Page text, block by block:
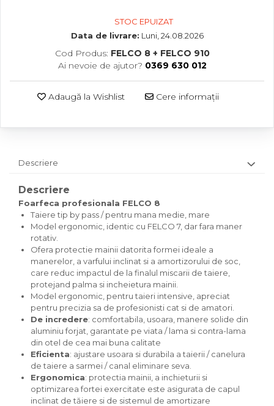
STOC EPUIZAT
Data de livrare: Luni, 24.08.2026
Cod Produs: FELCO 8 + FELCO 910
Ai nevoie de ajutor? 0369 630 012
Adaugă la Wishlist Cere informații
Descriere
Descriere
Foarfeca profesionala FELCO 8
Taiere tip by pass / pentru mana medie, mare
Model ergonomic, identic cu FELCO 7, dar fara maner
rotativ.
Ofera protectie mainii datorita formei ideale a
manerelor, a varfului inclinat si a amortizorului de soc,
care reduc impactul de la finalul miscarii de taiere,
protejand palma si incheietura mainii.
Model ergonomic, pentru taieri intensive, apreciat
pentru precizia sa de profesionisti cat si de amatori.
De incredere: comfortabila, usoara, manere solide din
aluminiu forjat, garantate pe viata / lama si contra-lama
din otel de cea mai buna calitate
Eficienta: ajustare usoara si durabila a taierii / canelura
de taiere a sarmei / canal eliminare seva.
Ergonomica: protectia mainii, a inchieturii si
optimizarea fortei exercitate este asigurata de capul
inclinat de tăiere si de sistemul de amortizare